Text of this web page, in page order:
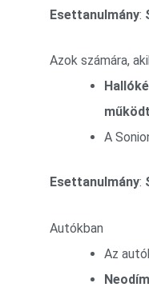
Esettanulmány:
Azok számára,
A
Esettanulmány:
Autókban
Az